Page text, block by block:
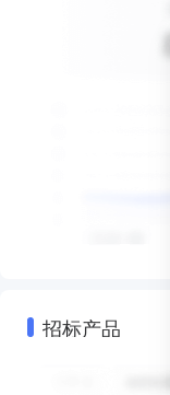
招标产品